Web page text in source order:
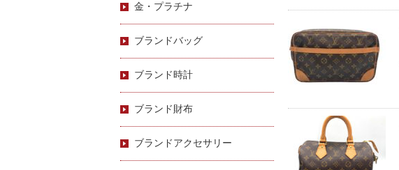
金・プラチナ
ブランドバッグ
ブランド時計
ブランド財布
ブランドアクセサリー